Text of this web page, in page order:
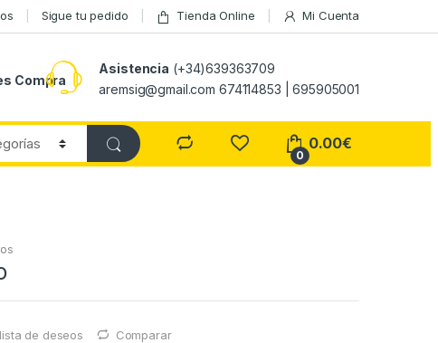
Sigue tu pedido Tienda Online Mi Cuenta
Compra
Asistencia (+34)639363709
aremsig@gmail.com 674114853 | 695905001
0
0.00€
de deseos Comparar